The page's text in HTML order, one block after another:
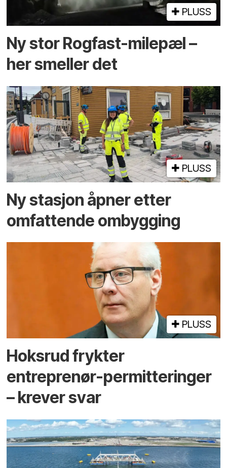
PLUSS
Ny stor Rogfast-milepæl –
her smeller det
PLUSS
Ny stasjon åpner etter
omfattende ombygging
PLUSS
Hoksrud frykter
entreprenør-permitteringer
– krever svar